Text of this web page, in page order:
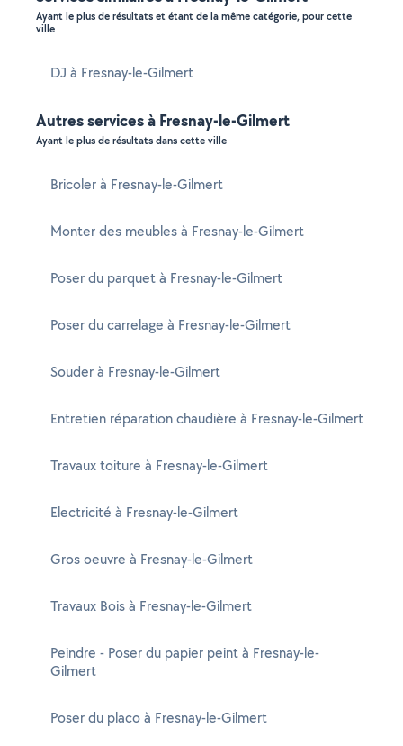
Ayant le plus de résultats et étant de la même catégorie, pour cette
ville
DJ à Fresnay-le-Gilmert
Autres services à Fresnay-le-Gilmert
Ayant le plus de résultats dans cette ville
Bricoler à Fresnay-le-Gilmert
Monter des meubles à Fresnay-le-Gilmert
Poser du parquet à Fresnay-le-Gilmert
Poser du carrelage à Fresnay-le-Gilmert
Souder à Fresnay-le-Gilmert
Entretien réparation chaudière à Fresnay-le-Gilmert
Travaux toiture à Fresnay-le-Gilmert
Electricité à Fresnay-le-Gilmert
Gros oeuvre à Fresnay-le-Gilmert
Travaux Bois à Fresnay-le-Gilmert
Peindre - Poser du papier peint à Fresnay-le-
Gilmert
Poser du placo à Fresnay-le-Gilmert